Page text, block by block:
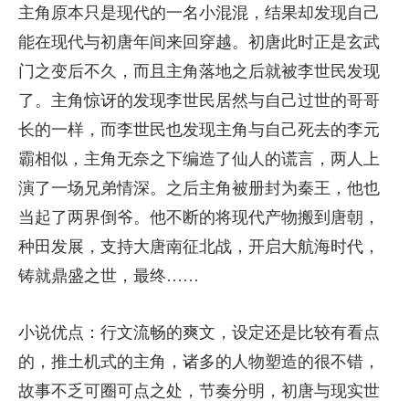
主角原本只是现代的一名小混混，结果却发现自己
能在现代与初唐年间来回穿越。初唐此时正是玄武
门之变后不久，而且主角落地之后就被李世民发现
了。主角惊讶的发现李世民居然与自己过世的哥哥
长的一样，而李世民也发现主角与自己死去的李元
霸相似，主角无奈之下编造了仙人的谎言，两人上
演了一场兄弟情深。之后主角被册封为秦王，他也
当起了两界倒爷。他不断的将现代产物搬到唐朝，
种田发展，支持大唐南征北战，开启大航海时代，
铸就鼎盛之世，最终……
小说优点：行文流畅的爽文，设定还是比较有看点
的，推土机式的主角，诸多的人物塑造的很不错，
故事不乏可圈可点之处，节奏分明，初唐与现实世